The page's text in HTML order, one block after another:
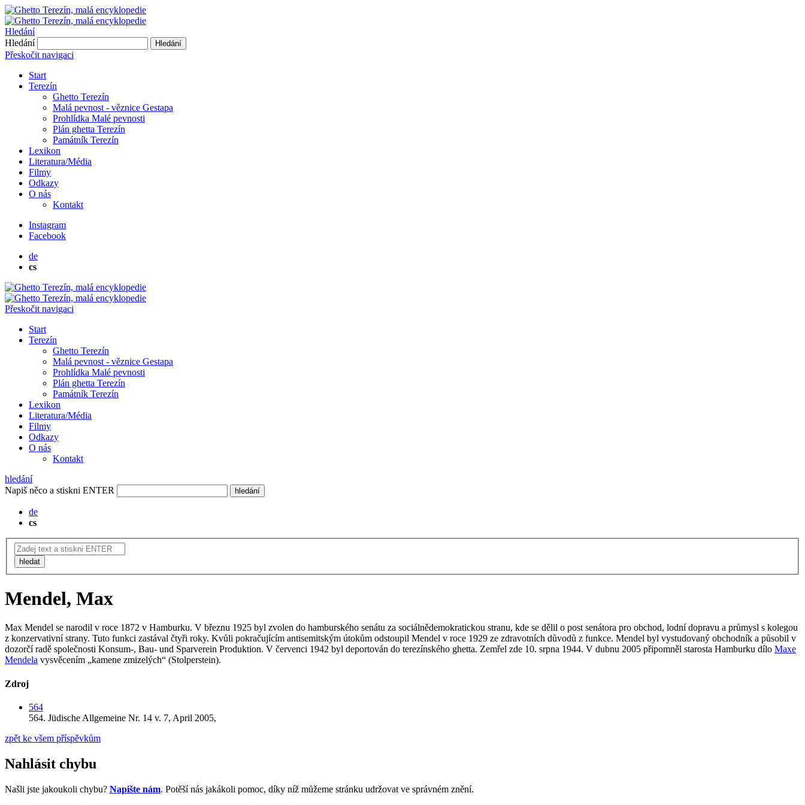
Hledání
Hledání
Hledání
Přeskočit navigaci
Start
Terezín
Ghetto Terezín
Malá pevnost - věznice Gestapa
Prohlídka Malé pevnosti
Plán ghetta Terezín
Památník Terezín
Lexikon
Literatura/Média
Filmy
Odkazy
O nás
Kontakt
Instagram
Facebook
de
cs
Přeskočit navigaci
Start
Terezín
Ghetto Terezín
Malá pevnost - věznice Gestapa
Prohlídka Malé pevnosti
Plán ghetta Terezín
Památník Terezín
Lexikon
Literatura/Média
Filmy
Odkazy
O nás
Kontakt
hledání
Napiš něco a stiskni ENTER
hledání
de
cs
hledat
Mendel, Max
Max Mendel se narodil v roce 1872 v Hamburku. V březnu 1925 byl zvolen do hamburského senátu za sociálnědemokratickou stranu, kde se dělil o post senátora pro obchod, lodní dopravu a průmysl s kolegou
z konzervativní strany. Tuto funkci zastával čtyři roky. Kvůli pokračujícím antisemitským útokům odstoupil Mendel v roce 1929 ze zdravotních důvodů z funkce. Mendel byl vystudovaný obchodník a působil v
dozorčí radě společnosti Konsum-, Bau- und Sparverein Produktion. V červenci 1942 byl deportován do terezínského ghetta. Zemřel zde 10. srpna 1944. V dubnu 2005 připomněl starosta Hamburku dílo Maxe
Mendela vysvěcením „kamene zmizelých“ (Stolperstein).
Zdroj
564
564. Jüdische Allgemeine Nr. 14 v. 7, April 2005,
zpět ke všem příspěvkům
Nahlásit chybu
Našli jste jakoukoli chybu? Napište nám. Potěší nás jakákoli pomoc, díky níž můžeme stránku udržovat ve správném znění.